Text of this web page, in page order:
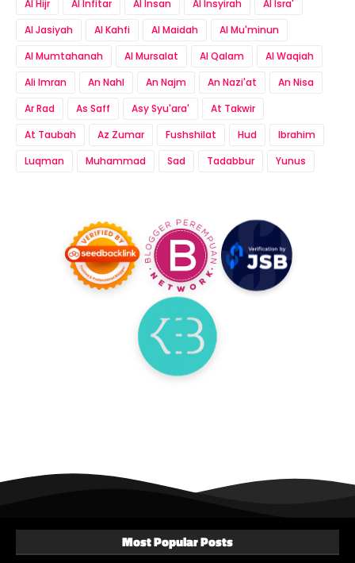
Al Hijr
Al Infitar Al Insan Al Insyirah
Al Isra'
Al Jasiyah
Al Kahfi Al Maidah
Al Mu'minun
Al Mumtahanah
Al Mursalat Al Qalam
Al Waqiah
Ali Imran
An Nahl An Najm An Nazi'at
An Nisa
Ar Rad
As Saff Asy Syu'ara'
At Takwir
At Taubah
Az Zumar Fushshilat Hud
Ibrahim
Luqman
Muhammad Sad Tadabbur Yunus
Most Popular Posts